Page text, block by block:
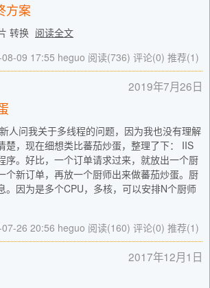
方案
转换 阅读全文
09 17:55 heguo 阅读(736) 评论(0) 推荐(1)
2019年7月26日
人问我关于多线程的问题，因为我也没有理解
楚，现在细想类比蕃茄炒蛋，整理了下： IIS
序。好比，一个订单请求过来，就放出一个厨
个新订单，再放一个厨师出来做蕃茄炒蛋。厨
。因为是多个CPU，多核，可以安排N个厨师
26 20:56 heguo 阅读(160) 评论(0) 推荐(1)
2017年12月1日